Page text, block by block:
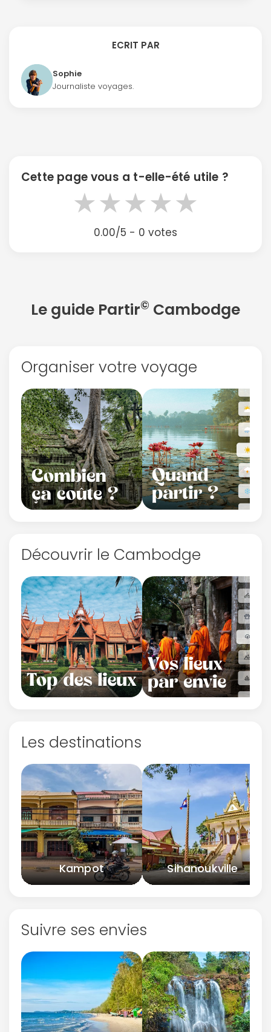
ECRIT PAR
Sophie
Journaliste voyages.
Cette page vous a t-elle-été utile ?
★
★
★
★
★
0.00/5 - 0 votes
Le guide Partir© Cambodge
Organiser votre voyage
Découvrir le Cambodge
Les destinations
Kampot Sihanoukville
Suivre ses envies